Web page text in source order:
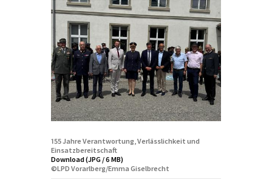
155 Jahre Verantwortung, Verlässlichkeit und
Einsatzbereitschaft
Download (JPG / 6 MB)
©LPD Vorarlberg/Emma Giselbrecht